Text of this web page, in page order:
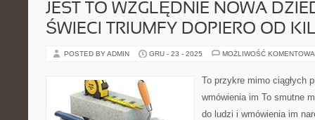
JEST TO WZGLĘDNIE NOWA
ŚWIECI TRIUMFY DOPIERO OD
POSTED BY ADMIN GRU - 23 - 2025 MOŻLIWOŚĆ
To przykre mimo ciągłych
wmówienia im To smutne
do ludzi i wmówienia im